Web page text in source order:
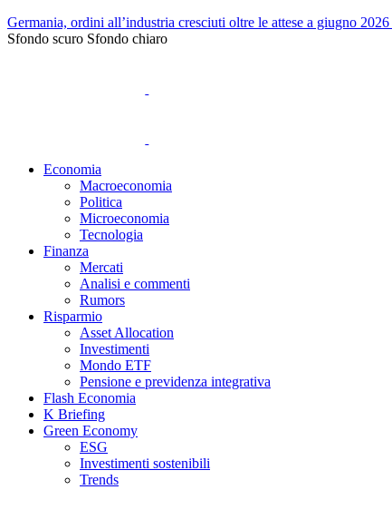
Germania, ordini all’industria cresciuti oltre le attese a giugno 2026
Sfondo scuro Sfondo chiaro
Economia
Macroeconomia
Politica
Microeconomia
Tecnologia
Finanza
Mercati
Analisi e commenti
Rumors
Risparmio
Asset Allocation
Investimenti
Mondo ETF
Pensione e previdenza integrativa
Flash Economia
K Briefing
Green Economy
ESG
Investimenti sostenibili
Trends